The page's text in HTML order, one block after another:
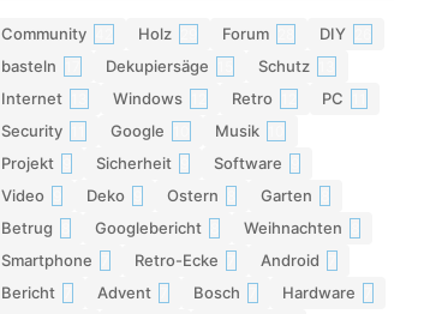
Community Holz Forum DIY
basteln Dekupiersäge Schutz
Internet Windows Retro PC
Security Google Musik
Projekt Sicherheit Software
Video Deko Ostern Garten
Betrug Googlebericht Weihnachten
Smartphone Retro-Ecke Android
Bericht Advent Bosch Hardware